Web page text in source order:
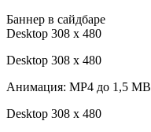
Баннер в сайдбаре
Desktop 308 х 480
Desktop 308 х 480
Анимация: MP4 до 1,5 MB
Desktop 308 х 480